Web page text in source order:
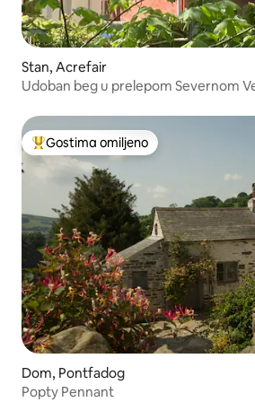
Stan, Acrefair
Udoban beg u prelepom Severnom
Najuspešniji među gostima omiljenim
Gostima omiljeno
Dom, Pontfadog
Popty Pennant